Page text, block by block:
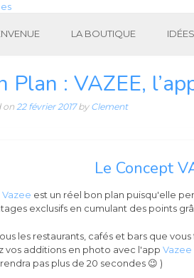
LA BOUTIQUE
Plan : VAZEE,
on22 février 2017by Clement
Le Concept
Vazee est un réel bon plan puisqu'elle
exclusifs en cumulant des points
les restaurants, cafés et bars que
vos additions en photo avec l'app Vazee
pas plus de 20 secondes 😉 )